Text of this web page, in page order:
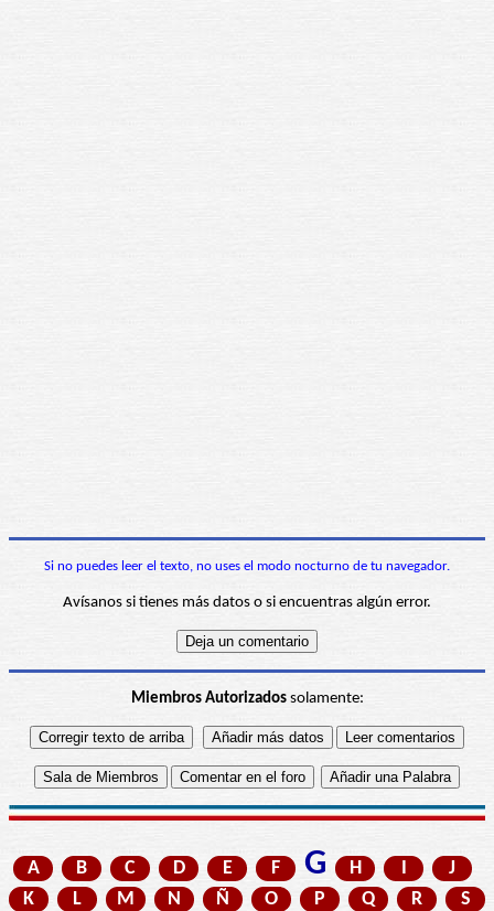
Si no puedes leer el texto, no uses el modo nocturno de tu navegador.
Avísanos si tienes más datos o si encuentras algún error.
Miembros Autorizadossolamente:
A B C D E F G H
J
K
L M N Ñ O P Q R
S